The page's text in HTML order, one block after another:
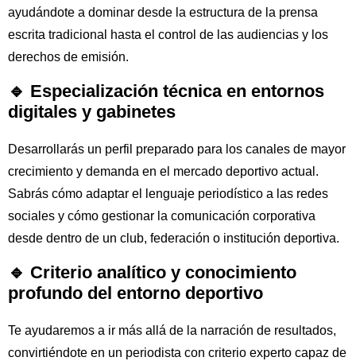
ayudándote a dominar desde la estructura de la prensa
escrita tradicional hasta el control de las audiencias y los
derechos de emisión.
🔹 Especialización técnica en entornos
digitales y gabinetes
Desarrollarás un perfil preparado para los canales de mayor
crecimiento y demanda en el mercado deportivo actual.
Sabrás cómo adaptar el lenguaje periodístico a las redes
sociales y cómo gestionar la comunicación corporativa
desde dentro de un club, federación o institución deportiva.
🔹 Criterio analítico y conocimiento
profundo del entorno deportivo
Te ayudaremos a ir más allá de la narración de resultados,
convirtiéndote en un periodista con criterio experto capaz de